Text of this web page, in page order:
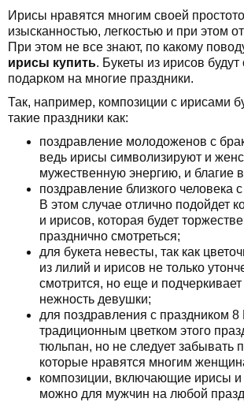
Ирисы нравятся многим своей
изысканностью, легкостью и при этом
При этом не все знают, по какому
ирисы купить. Букеты из ирисов
подарком на многие праздники.
Так, например, композиции с ирисами
такие праздники как:
поздравление молодоженов с
ведь ирисы символизируют и
мужественную энергию, и благие
поздравление близкого человека
В этом случае отлично подойдет
и ирисов, которая будет
празднично смотреться;
для букета невесты, так как
из лилий и ирисов не только
смотрится, но еще и подчеркивает
нежность девушки;
для поздравления с праздником
традиционным цветком этого
тюльпан, но не следует забывать
которые нравятся многим
композиции, включающие ирисы и
можно для мужчин на любой